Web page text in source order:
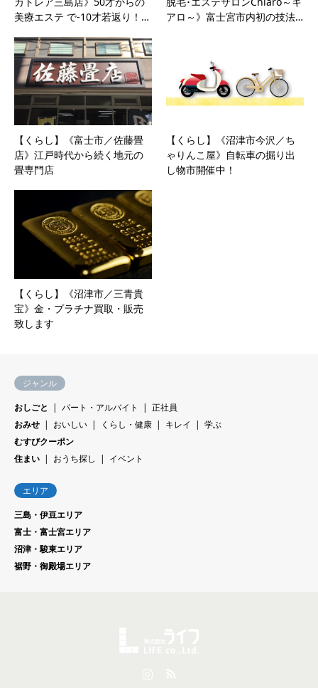
美療エステ で-10才若返り！…
アロ～》富士宮市内初の技法…
【くらし】《富士市／佐藤畳
店》江戸時代から続く地元の
畳専門店
【くらし】《沼津市今沢／ち
ゃりんこ屋》自転車の掘り出
し物市開催中！
【くらし】《沼津市／三青貴
宝》金・プラチナ買取・販売
致します
ジャンル
おしごと
パート・アルバイト
正社員
おみせ
おいしい くらし・健康 キレイ
学ぶ
むすびクーポン
住まい
おうち探し イベント
エリア
三島・伊豆エリア
富士・富士宮エリア
沼津・駿東エリア
裾野・御殿場エリア